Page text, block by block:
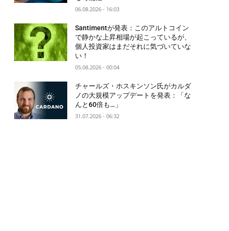
06.08.2026 - 16:03
Santimentが発表：このアルトコイン
で静かな上昇相場が起こっているが、
個人投資家はまだそれに気づいていな
い！
05.08.2026 - 00:04
チャールズ・ホスキンソン氏がカルダ
ノの大規模アップデートを発表：「な
んと60倍も…」
31.07.2026 - 06:32